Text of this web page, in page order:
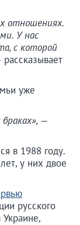
отношениях.
У нас
с которой
рассказывает
уже
, —
в 1988 году.
у них двое
русского